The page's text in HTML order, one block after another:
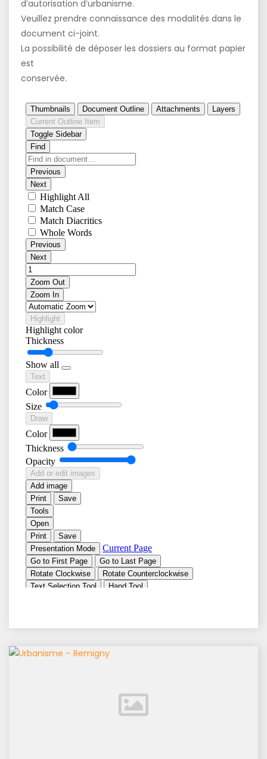
d’autorisation d’urbanisme.
Veuillez prendre connaissance des modalités dans le
document ci-joint.
La possibilité de déposer les dossiers au format papier
est
conservée.